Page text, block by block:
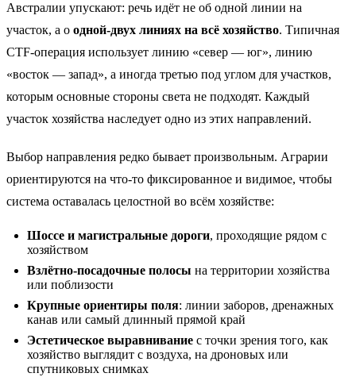
Австралии упускают: речь идёт не об одной линии на
участок, а о одной-двух линиях на всё хозяйство. Типичная
CTF-операция использует линию «север — юг», линию
«восток — запад», а иногда третью под углом для участков,
которым основные стороны света не подходят. Каждый
участок хозяйства наследует одно из этих направлений.
Выбор направления редко бывает произвольным. Аграрии
ориентируются на что-то фиксированное и видимое, чтобы
система оставалась целостной во всём хозяйстве:
Шоссе и магистральные дороги, проходящие рядом с
хозяйством
Взлётно-посадочные полосы на территории хозяйства
или поблизости
Крупные ориентиры поля: линии заборов, дренажных
канав или самый длинный прямой край
Эстетическое выравнивание с точки зрения того, как
хозяйство выглядит с воздуха, на дроновых или
спутниковых снимках